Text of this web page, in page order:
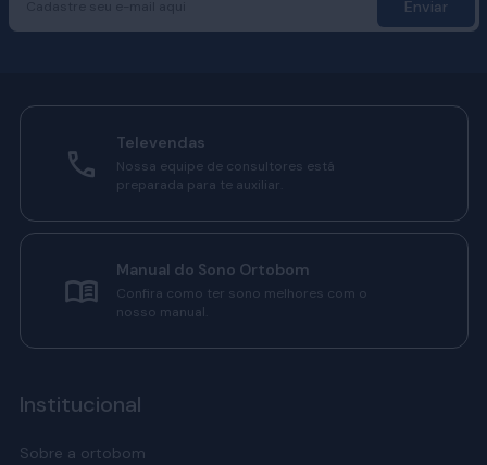
Enviar
Televendas
Nossa equipe de consultores está
preparada para te auxiliar.
Manual do Sono Ortobom
Confira como ter sono melhores com o
nosso manual.
Institucional
Sobre a ortobom